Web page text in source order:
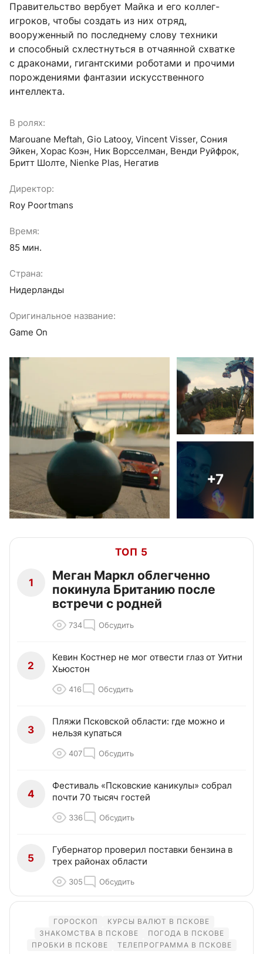
Правительство вербует Майка и его коллег-
игроков, чтобы создать из них отряд,
вооруженный по последнему слову техники
и способный схлестнуться в отчаянной схватке
с драконами, гигантскими роботами и прочими
порождениями фантазии искусственного
интеллекта.
В ролях:
Marouane Meftah, Gio Latooy, Vincent Visser, Сония
Эйкен, Хорас Коэн, Ник Ворсселман, Венди Руйфрок,
Бритт Шолте, Nienke Plas, Негатив
Директор:
Roy Poortmans
Время:
85 мин.
Страна:
Нидерланды
Оригинальное название:
Game On
+7
ТОП 5
1
Меган Маркл облегченно
покинула Британию после
встречи с родней
734 Обсудить
2
Кевин Костнер не мог отвести глаз от Уитни
Хьюстон
416 Обсудить
3
Пляжи Псковской области: где можно и
нельзя купаться
407 Обсудить
4
Фестиваль «Псковские каникулы» собрал
почти 70 тысяч гостей
336 Обсудить
5
Губернатор проверил поставки бензина в
трех районах области
305 Обсудить
ГОРОСКОП
КУРСЫ ВАЛЮТ В ПСКОВЕ
ЗНАКОМСТВА В ПСКОВЕ
ПОГОДА В ПСКОВЕ
ПРОБКИ В ПСКОВЕ
ТЕЛЕПРОГРАММА В ПСКОВЕ